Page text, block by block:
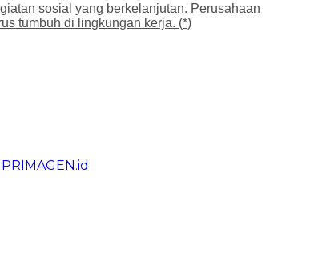
sosial yang berkelanjutan. Perusahaan
tumbuh di lingkungan kerja. (*)